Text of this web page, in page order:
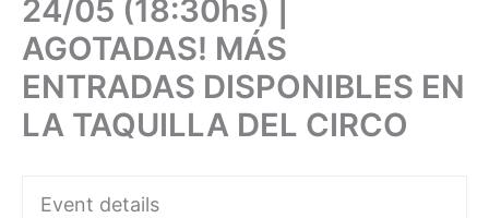
24/05 (18:30hs) |
AGOTADAS! MÁS
ENTRADAS DISPONIBLES EN
LA TAQUILLA DEL CIRCO
Event details